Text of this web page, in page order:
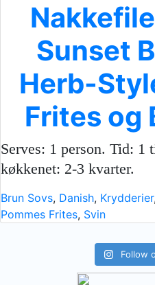
Sunset
Herb-
Frites og
Serves: 1 person. Tid:
køkkenet: 2-3 kvarter.
Brun Sovs, Danish, Krydderier,
Pommes Frites, Svin
Follow